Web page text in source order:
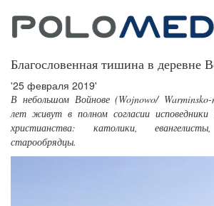
Благословенная тишина в деревне
'25 февраля 2019'
В небольшом Войнове (Wojnowo/
лет живут в полном согласии исповедники
христианства: католики,
старообрядцы.